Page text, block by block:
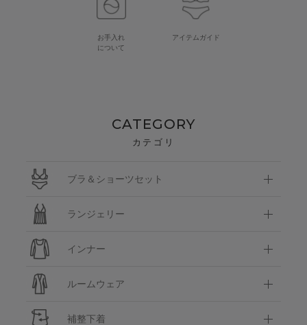
お手入れ
について
アイテムガイド
CATEGORY
カテゴリ
ブラ＆ショーツセット
ランジェリー
インナー
ルームウェア
補整下着